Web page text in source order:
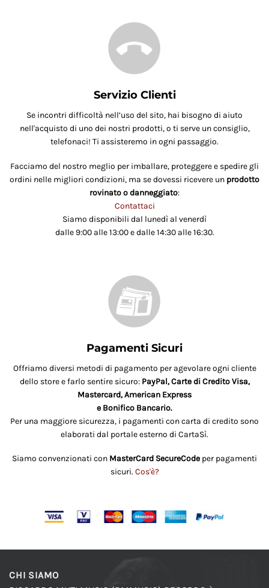
Servizio Clienti
Se incontri difficoltà nell’uso del sito, hai bisogno di aiuto
nell'acquisto di uno dei nostri prodotti, o ti serve un consiglio,
telefonaci! Ti assisteremo in ogni passaggio.
Facciamo del nostro meglio per imballare, proteggere e spedire gli
ordini nelle migliori condizioni, ma se dovessi ricevere un prodotto
rovinato o danneggiato:
Contattaci
Siamo disponibili dal lunedì al venerdì
dalle 9:00 alle 13:00 e dalle 14:30 alle 16:30.
Pagamenti Sicuri
Offriamo diversi metodi di pagamento per agevolare ogni cliente
dello store e farlo sentire sicuro: PayPal, Carte di Credito Visa,
Mastercard, American Express
e Bonifico Bancario.
Per una maggiore sicurezza, i pagamenti con carta di credito sono
elaborati dal portale esterno di CartaSì.
Siamo convenzionati con MasterCard SecureCode per pagamenti
sicuri. Cos'è?
CHI SIAMO